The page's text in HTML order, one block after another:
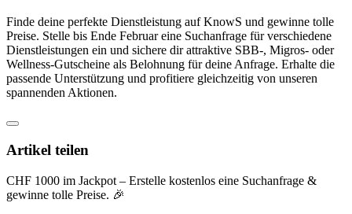
Finde deine perfekte Dienstleistung auf KnowS und gewinne tolle
Preise. Stelle bis Ende Februar eine Suchanfrage für verschiedene
Dienstleistungen ein und sichere dir attraktive SBB-, Migros- oder
Wellness-Gutscheine als Belohnung für deine Anfrage. Erhalte die
passende Unterstützung und profitiere gleichzeitig von unseren
spannenden Aktionen.
Artikel teilen
CHF 1000 im Jackpot – Erstelle kostenlos eine Suchanfrage &
gewinne tolle Preise. 🎉